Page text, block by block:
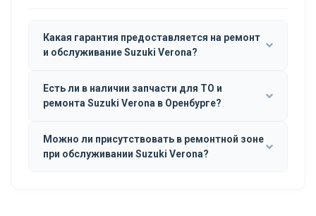
Какая гарантия предоставляется на ремонт
и обслуживание Suzuki Verona?
Есть ли в наличии запчасти для ТО и
ремонта Suzuki Verona в Оренбурге?
Можно ли присутствовать в ремонтной зоне
при обслуживании Suzuki Verona?